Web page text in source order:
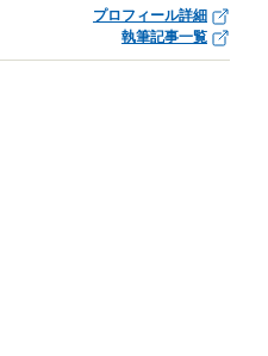
プロフィール詳細
執筆記事一覧